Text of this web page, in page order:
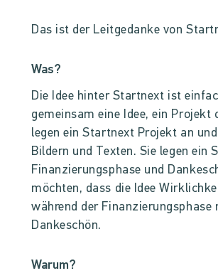
Das ist der Leitgedanke von
Was?
Die Idee hinter Startnext ist
gemeinsam eine Idee, ein Projekt
legen ein Startnext Projekt an
Bildern und Texten. Sie legen
Finanzierungsphase und
möchten, dass die Idee
während der
Dankeschön.
Warum?